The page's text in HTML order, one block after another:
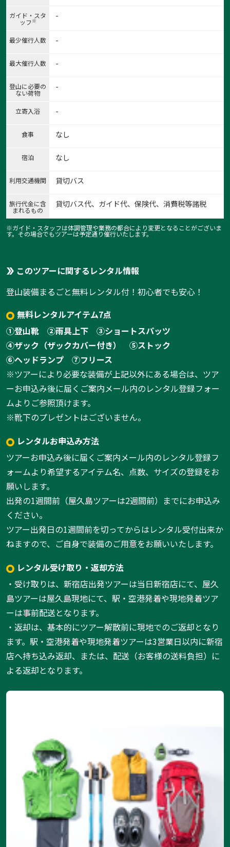
ガイド・スタ
ッフ※ -
最少催行人数 -
最大催行人数 -
登山に必要の
ない荷物
-
立寄入浴 -
食事 なし
宿泊 なし
利用交通機関 貸切バス
旅行代金に含
まれるもの
貸切バス代、ガイド代、保険代、消費税等諸税
※ガイド・スタッフは体調管理や業務の都合により変更となることがございま
す。その場合でもツアーは予定通り催行いたします。
このツアーに関するレンタル情報
登山装備まるごと無料レンタル付！初心者でも安心！
無料レンタルアイテム7点
①登山靴
②雨具上下
③ショートスパッツ
④ザック（ザックカバー付き）
⑤ストック
⑥ヘッドランプ
⑦フリース
※ツアーにより必要な装備が上記以外にある場合は、ツア
ーお申込み後に届くご案内メール内のレンタル登録フォー
ムよりご参照頂けます。
※靴下のプレゼントはございません。
レンタルお申込み方法
ツアーお申込み後に届くご案内メール内のレンタル登録フ
ォームより希望するアイテム名、点数、サイズの登録をお
願いします。
出発の1週間前（屋久島ツアーは2週間前）までにお申込み
ください。
ツアー出発日の1週間前を切ってからはレンタル受付出来か
ねますので、ご自身で装備のご用意をお願いいたします。
レンタル受け取り・返却方法
・受け取りは、新宿店出発ツアーは当日新宿店にて、屋久
島ツアーは屋久島現地にて、駅・空港発着や現地発着ツア
ーは事前配送となります。
・返却は、基本的にツアー解散前に現地でのご返却となり
ます。駅・空港発着や現地発着ツアーは3営業日以内に新宿
店へ持ち込み返却、または、配送（お客様の送料負担）に
よる返却となります。
1:20091215000341b45